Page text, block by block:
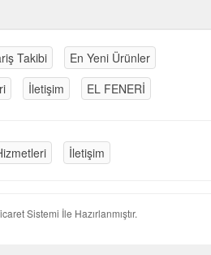
Takibi
En Yeni Ürünler
İletişim EL FENERİ
İletişim
Sistemi İle Hazırlanmıştır.